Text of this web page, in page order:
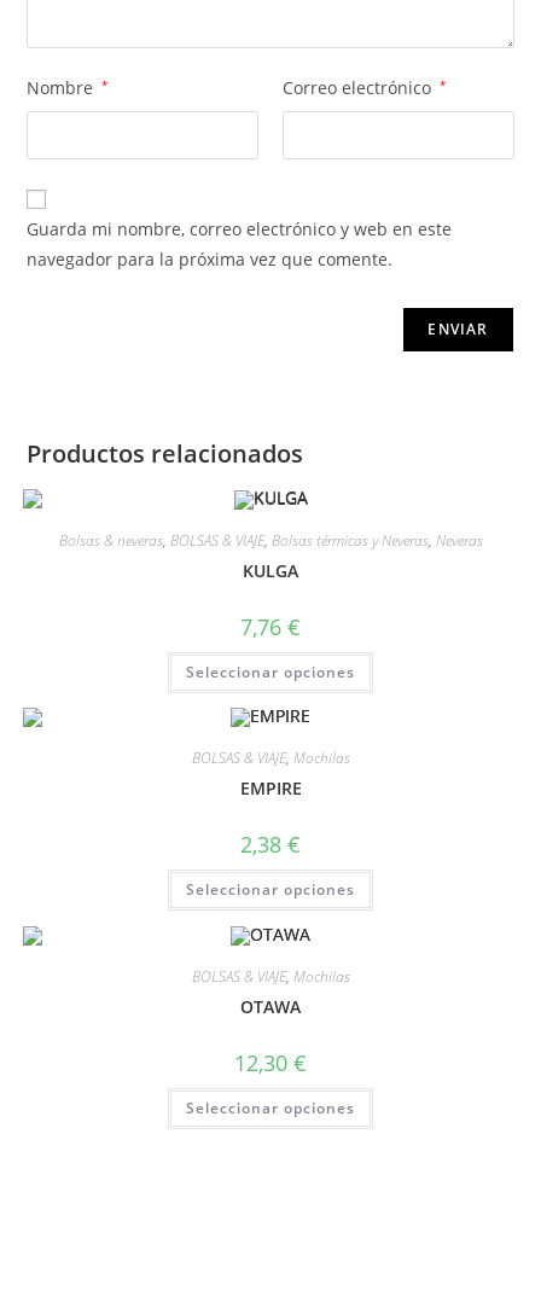
Nombre * Correo electrónico *
Guarda mi nombre, correo electrónico y web en este
navegador para la próxima vez que comente.
Productos relacionados
Bolsas & neveras, BOLSAS & VIAJE, Bolsas térmicas y Neveras, Neveras
KULGA
7,76 €
Seleccionar opciones
BOLSAS & VIAJE, Mochilas
EMPIRE
2,38 €
Seleccionar opciones
BOLSAS & VIAJE, Mochilas
OTAWA
12,30 €
Seleccionar opciones